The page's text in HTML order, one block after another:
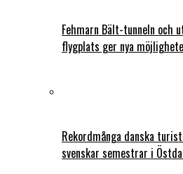
Fehmarn Bält-tunneln och
flygplats ger nya
Rekordmånga danska
svenskar semestrar i